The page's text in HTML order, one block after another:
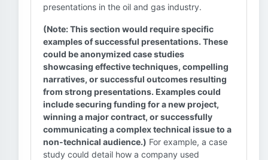
presentations in the oil and gas industry.
(Note: This section would require specific
examples of successful presentations. These
could be anonymized case studies
showcasing effective techniques, compelling
narratives, or successful outcomes resulting
from strong presentations. Examples could
include securing funding for a new project,
winning a major contract, or successfully
communicating a complex technical issue to a
non-technical audience.) For example, a case
study could detail how a company used